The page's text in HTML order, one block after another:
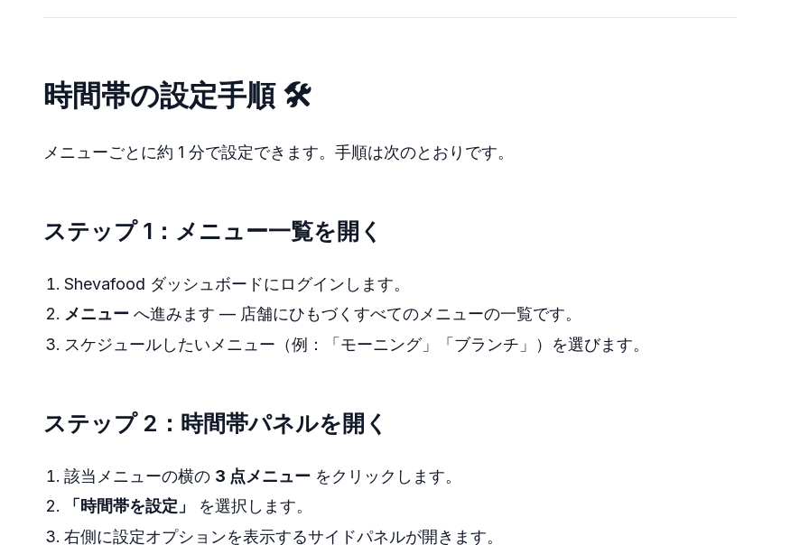
時間帯の設定手順 🛠️
メニューごとに約 1 分で設定できます。手順は次のとおりです。
ステップ 1：メニュー一覧を開く
Shevafood ダッシュボードにログインします。
メニューへ進みます — 店舗にひもづくすべてのメニューの一覧です。
スケジュールしたいメニュー（例：「モーニング」「ブランチ」）を選びます。
ステップ 2：時間帯パネルを開く
該当メニューの横の 3 点メニューをクリックします。
「時間帯を設定」
を選択します。
右側に設定オプションを表示するサイドパネルが開きます。